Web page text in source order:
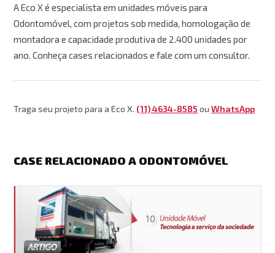
A Eco X é especialista em unidades móveis para
Odontomóvel, com projetos sob medida, homologação de
montadora e capacidade produtiva de 2.400 unidades por
ano. Conheça cases relacionados e fale com um consultor.
Traga seu projeto para a Eco X. (11) 4634-8585 ouWhatsApp
CASE RELACIONADO A ODONTOMÓVEL